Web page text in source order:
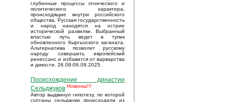
глубинные процессы этнического и
политического характера,
происходящие внутри российского
общества. Русская государственность
и народ находятся на острие
исторической развилки. Выбранный
властью путь ведет в тупик
обновленного Кыргызского каганата.
Альтернатива позволит русскому
народу совершить европейский
ренессанс и избавится от варварства
и дикости. 26.08-06.09.2025.
Происхождение династии
Сельджуков Новинка!!!
Автор выдвинул гипотезу, по которой
султаны сельджуки происходили из